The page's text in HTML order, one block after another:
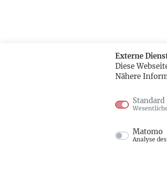
Externe
Diese
Nähere
Standard
Matomo
Analyse